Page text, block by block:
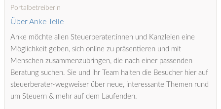
Portalbetreiberin
Über Anke Telle
Anke möchte allen Steuerberater:innen und Kanzleien eine
Möglichkeit geben, sich online zu präsentieren und mit
Menschen zusammenzubringen, die nach einer passenden
Beratung suchen. Sie und ihr Team halten die Besucher hier auf
steuerberater-wegweiser über neue, interessante Themen rund
um Steuern & mehr auf dem Laufenden.